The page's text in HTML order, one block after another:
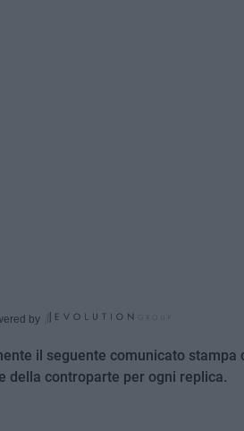
by
il seguente comunicato stampa
della controparte per ogni replica.